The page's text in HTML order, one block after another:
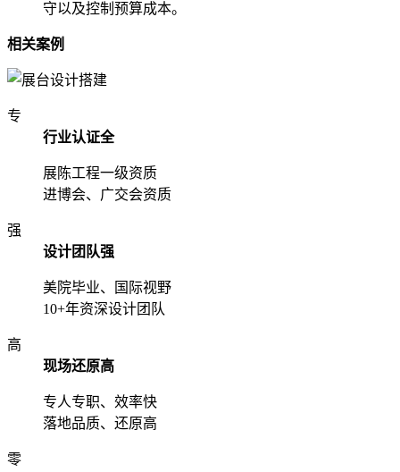
守以及控制预算成本。
相关案例
专
行业认证全
展陈工程一级资质
进博会、广交会资质
强
设计团队强
美院毕业、国际视野
10+年资深设计团队
高
现场还原高
专人专职、效率快
落地品质、还原高
零